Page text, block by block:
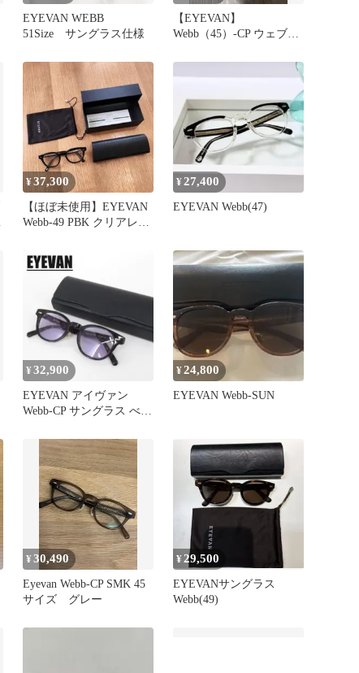
EYEVAN WEBB
51Size サングラス仕様
【EYEVAN】
Webb（45）-CP ウェブ
¥37,300
【ほぼ未使用】EYEVAN
Webb-49 PBK クリアレン
¥27,400
EYEVAN Webb(47)
¥32,900
EYEVAN アイヴァン
Webb-CP サングラス べっ
¥24,800
EYEVAN Webb-SUN
¥30,490
Eyevan Webb-CP SMK 45
サイズ グレー
¥29,500
EYEVANサングラス
Webb(49)